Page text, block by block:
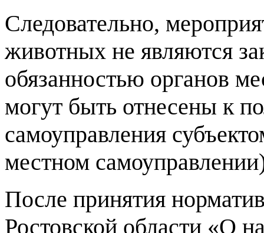
Следовательно,
животных не являются
обязанностью органов
могут быть отнесены к
самоуправления
местном
После принятия
Ростовской области «О